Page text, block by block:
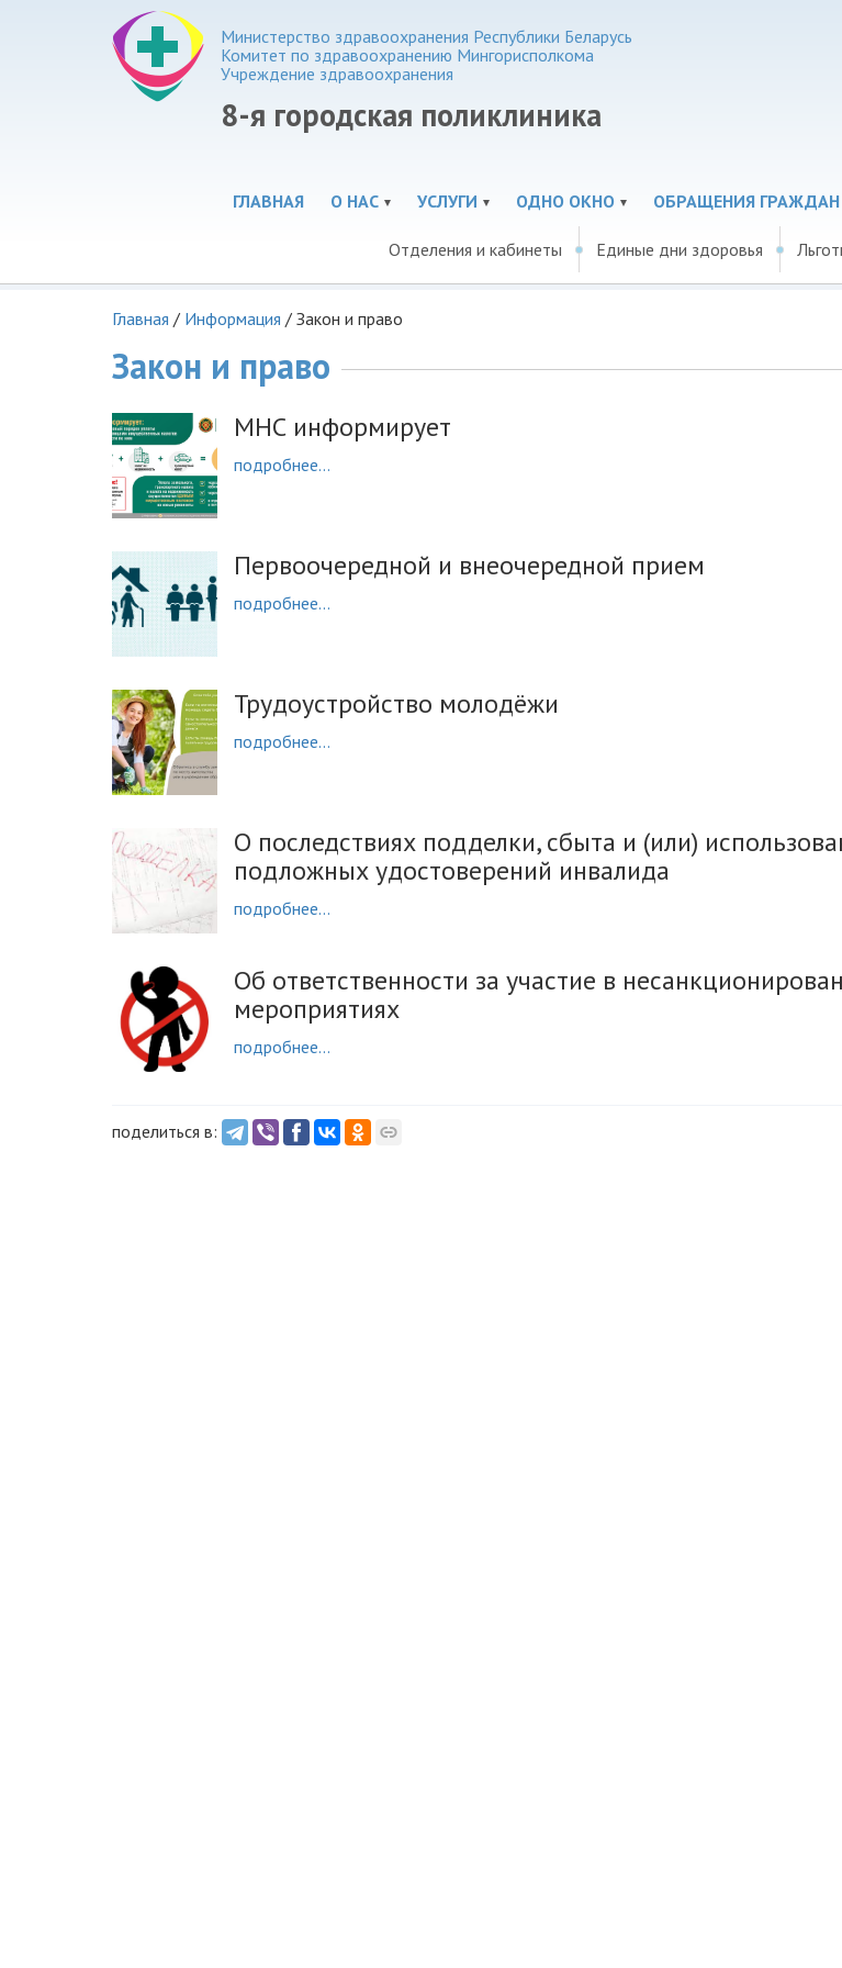
Министерство здравоохранения Республики Беларусь
Комитет по здравоохранению Мингорисполкома
Учреждение здравоохранения
8-я городская поликлиника
ГЛАВНАЯ О НАС УСЛУГИ ОДНО ОКНО ОБРАЩЕНИЯ ГРАЖДАН
Отделения и кабинеты Единые дни здоровья
Главная / Информация / Закон и право
Закон и право
МНС информирует
подробнее...
Первоочередной и внеочередной прием
подробнее...
Трудоустройство молодёжи
подробнее...
О последствиях подделки, сбыта и (или)
подложных удостоверений инвалида
подробнее...
Об ответственности за участие в
мероприятиях
подробнее...
поделиться в: